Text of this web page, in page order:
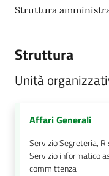
Struttura
Struttura
Unità
Affari Generali
Servizio Segreteria,
Servizio informatico
committenza